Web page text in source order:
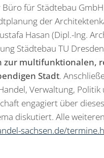
für Städtebau
der
Hasan (Dipl.-Ing.
Städtebau TU
zur multifunktionalen,
Stadt.
Verwaltung, Politik
engagiert über dieses
diskutiert. Alle
sachsen.de/